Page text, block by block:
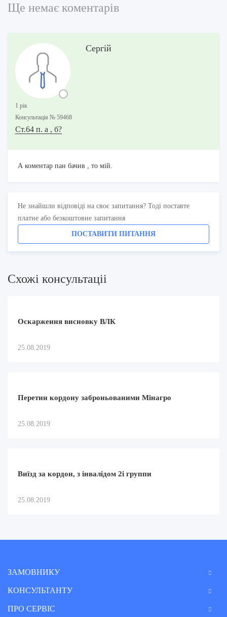
Ще немає коментарів
Сергій
1 рік
Консультацiя № 59468
Ст.64 п. а , б?
А коментар пан бачив , то мій.
Не знайшли відповіді на своє запитання? Тоді поставте
платне або безкоштовне запитання
ПОСТАВИТИ ПИТАННЯ
Схожi консультацii
Оскарження висновку ВЛК
25.08.2019
Перетин кордону заброньованими Мінагро
25.08.2019
Виїзд за кордон, з інвалідом 2і группи
25.08.2019
ЗАМОВНИКУ
КОНСУЛЬТАНТУ
ПРО СЕРВІС